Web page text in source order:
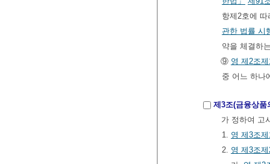
항제2호에
관한 법률 시
약을 체결하
⑨ 영 제2조
중 어느 하나
제3조(금융상품
가 정하여 고
1. 영 제3조
2. 영 제3조